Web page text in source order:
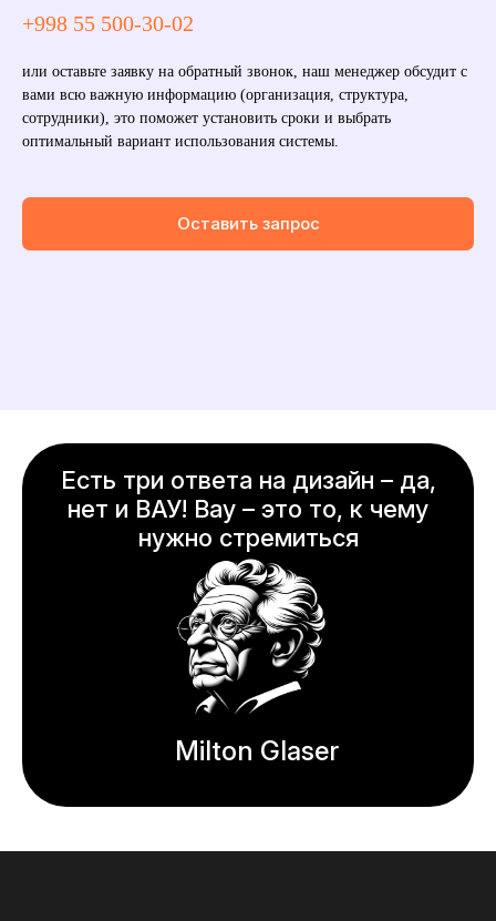
+998 55 500-30-02
или оставьте заявку на обратный звонок, наш менеджер обсудит с
вами всю важную информацию (организация, структура,
сотрудники), это поможет установить сроки и выбрать
оптимальный вариант использования системы.
Оставить запрос
Есть три ответа на дизайн – да,
нет и ВАУ! Вау – это то, к чему
нужно стремиться
Milton Glaser